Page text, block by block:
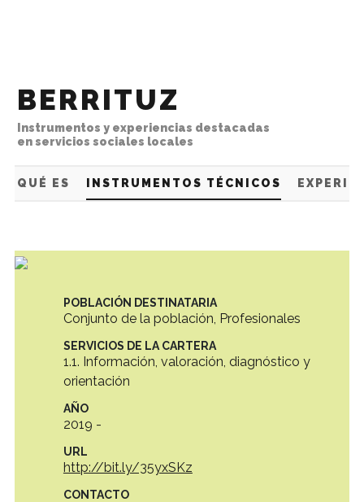
BERRITUZ
Instrumentos y experiencias destacadas
en servicios sociales locales
QUÉ ES INSTRUMENTOS TÉCNICOS
POBLACIÓN DESTINATARIA
Conjunto de la población, Profesionales
SERVICIOS DE LA CARTERA
1.1. Información, valoración, diagnóstico y
orientación
AÑO
2019 -
URL
http://bit.ly/35yxSKz
CONTACTO